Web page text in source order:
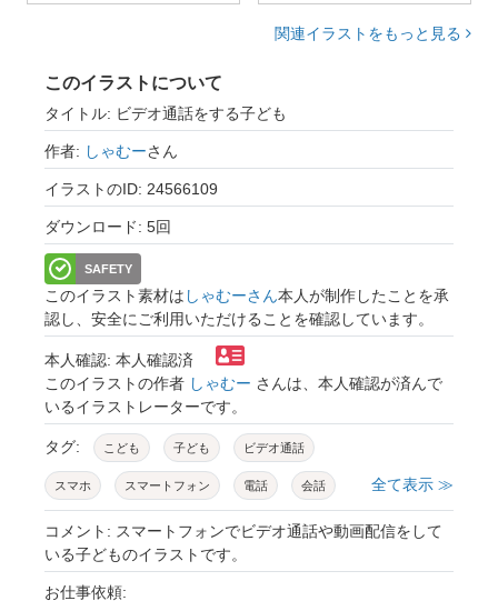
関連イラストをもっと見る
このイラストについて
タイトル: ビデオ通話をする子ども
作者: しゃむーさん
イラストのID: 24566109
ダウンロード: 5回
SAFETY
このイラスト素材は しゃむーさん本人が制作したことを承
認し、安全にご利用いただけることを確認しています。
本人確認: 本人確認済
このイラストの作者 しゃむー さんは、本人確認が済んで
いるイラストレーターです。
タグ: こども 子ども ビデオ通話
スマホ スマートフォン 電話 会話
リモート 通信 動画 挨拶
手を振る 嬉しい デジタル
全て表示 ≫
コメント: スマートフォンでビデオ通話や動画配信をして
いる子どものイラストです。
お仕事依頼: